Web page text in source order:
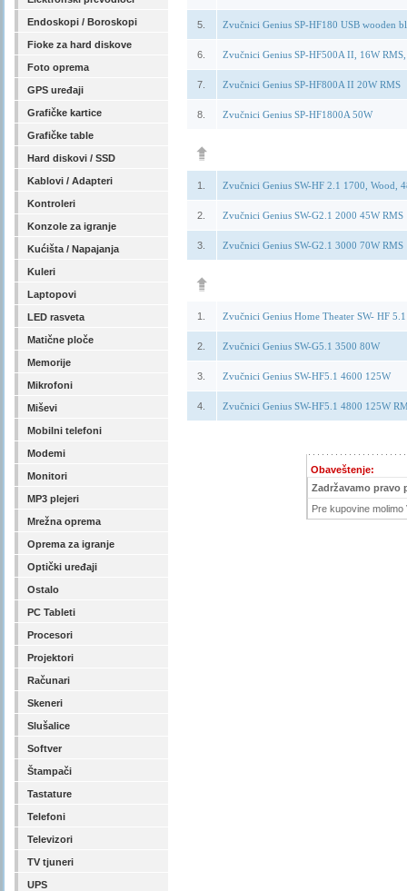
Endoskopi / Boroskopi
Fioke za hard diskove
Foto oprema
GPS uređaji
Grafičke kartice
Grafičke table
Hard diskovi / SSD
Kablovi / Adapteri
Kontroleri
Konzole za igranje
Kućišta / Napajanja
Kuleri
Laptopovi
LED rasveta
Matične ploče
Memorije
Mikrofoni
Miševi
Mobilni telefoni
Modemi
Monitori
MP3 plejeri
Mrežna oprema
Oprema za igranje
Optički uređaji
Ostalo
PC Tableti
Procesori
Projektori
Računari
Skeneri
Slušalice
Softver
Štampači
Tastature
Telefoni
Televizori
TV tjuneri
UPS
5. Zvučnici Genius SP-HF180 USB wooden
6. Zvučnici Genius SP-HF500A II, 16W
7. Zvučnici Genius SP-HF800A II 20W RMS
8. Zvučnici Genius SP-HF1800A 50W
1. Zvučnici Genius SW-HF 2.1 1700, Wood,
2. Zvučnici Genius SW-G2.1 2000 45W RMS
3. Zvučnici Genius SW-G2.1 3000 70W RMS
1. Zvučnici Genius Home Theater SW- HF
2. Zvučnici Genius SW-G5.1 3500 80W
3. Zvučnici Genius SW-HF5.1 4600 125W
4. Zvučnici Genius SW-HF5.1 4800 125W
Obaveštenje:
Zadržavamo pravo
Pre kupovine